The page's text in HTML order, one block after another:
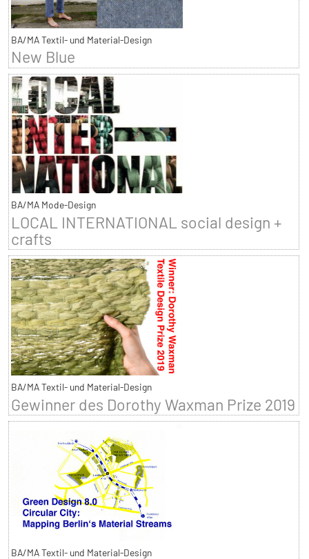
BA/MA Textil- und Material-Design
New Blue
BA/MA Mode-Design
LOCAL INTERNATIONAL social design +
crafts
BA/MA Textil- und Material-Design
Gewinner des Dorothy Waxman Prize 2019
BA/MA Textil- und Material-Design